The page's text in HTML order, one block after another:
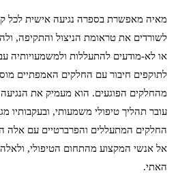
מאיה מאפשרת בספרה נגיעה אישית לכל
לשורדים את טראומת הניצול והתקיפה,
או לא-מודעים להתעללות ולמשמעויותיה
לתוקפים חיבור עם החלקים האמפתיים
מהחלקים הפוגעים. הוא מעמיק את
עובר תהליך טיפולי משמעותי, ובעקבותיו
החלקים המתעללים והפרברטיים עם אלה
אל אנשי המקצוע מהתחום הטיפולי,
האתי.